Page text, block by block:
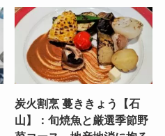
炭火割烹 蔓ききょう【石
山】：旬焼魚と厳選季節野